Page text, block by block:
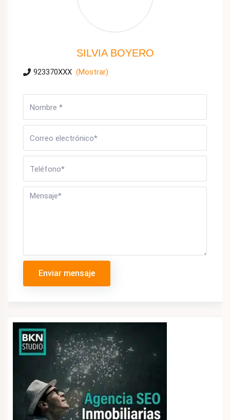
SILVIA BOYERO
923370XXX (Mostrar)
Enviar mensaje